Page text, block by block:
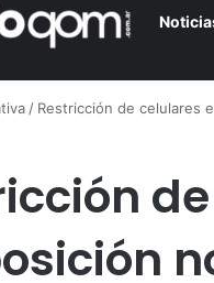
/ Restricción de celulares